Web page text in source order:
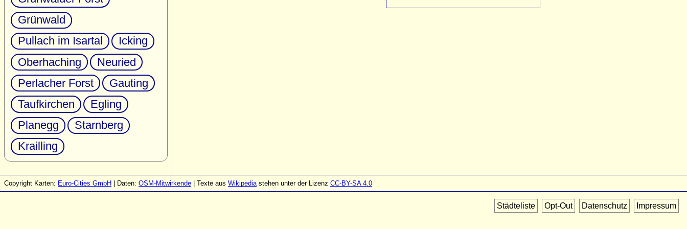
Grünwald
Pullach im Isartal
Icking
Oberhaching
Neuried
Perlacher Forst
Gauting
Taufkirchen
Egling
Planegg
Starnberg
Krailling
Copyright Karten: Euro-Cities GmbH | Daten: OSM-Mitwirkende | Texte aus Wikipediastehen unter der Lizenz CC-BY-SA 4.0
Städteliste Opt-Out Datenschutz Impressum